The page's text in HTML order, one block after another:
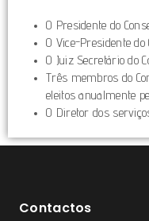
O Presidente do
O Vice-Presidente
O Juiz Secretário do
Três membros do
eleitos anualmente
O Diretor dos
Contactos